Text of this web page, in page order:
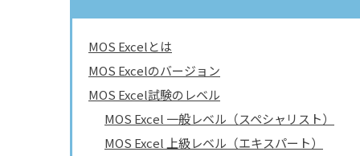
MOS Excelとは
MOS Excelのバージョン
MOS Excel試験のレベル
MOS Excel 一般レベル（スペシャリスト）
MOS Excel 上級レベル（エキスパート）